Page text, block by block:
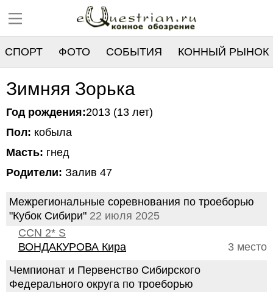
СПОРТ ФОТО СОБЫТИЯ КОННЫЙ РЫНОК
РЕЕСТР
Зимняя Зорька
Год рождения:2013 (13 лет)
Пол: кобыла
Масть: гнед
Родители: Залив 47
Межрегиональные соревнования по троеборью
"Кубок Сибири" 22 июля 2025
CCN 2* S
3 место
ВОНДАКУРОВА Кира
Чемпионат и Первенство Сибирского
Федерального округа по троеборью